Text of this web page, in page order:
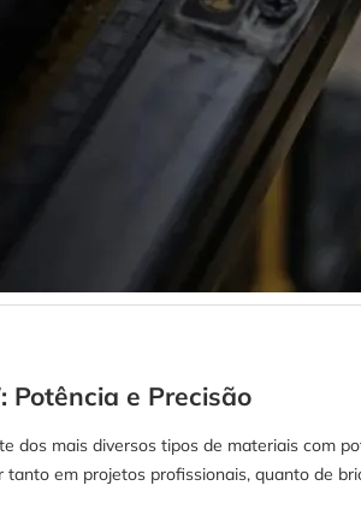
e Precisão
dos mais diversos tipos de materiais com
em projetos profissionais, quanto de